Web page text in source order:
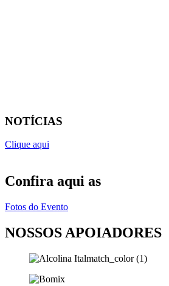
NOTÍCIAS
Clique aqui
Confira aqui as
Fotos do Evento
NOSSOS APOIADORES